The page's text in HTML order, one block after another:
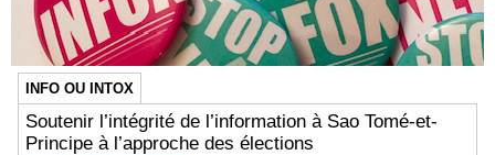
INFO OU INTOX
Soutenir l’intégrité de l’information à Sao Tomé-et-
Principe à l’approche des élections